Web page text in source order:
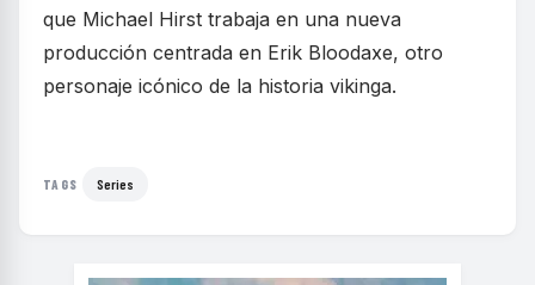
que Michael Hirst trabaja en una nueva
producción centrada en Erik Bloodaxe, otro
personaje icónico de la historia vikinga.
TAGS Series